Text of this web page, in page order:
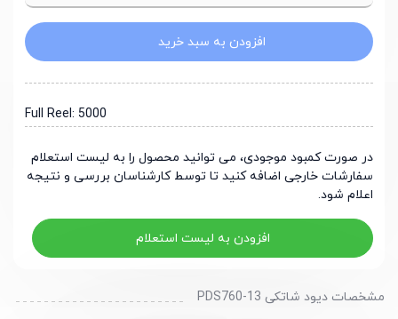
افزودن به سبد خرید
Full Reel: 5000
در صورت کمبود موجودی، می توانید محصول را به لیست استعلام
سفارشات خارجی اضافه کنید تا توسط کارشناسان بررسی و نتیجه
اعلام شود.
افزودن به لیست استعلام
مشخصات دیود شاتکی PDS760-13